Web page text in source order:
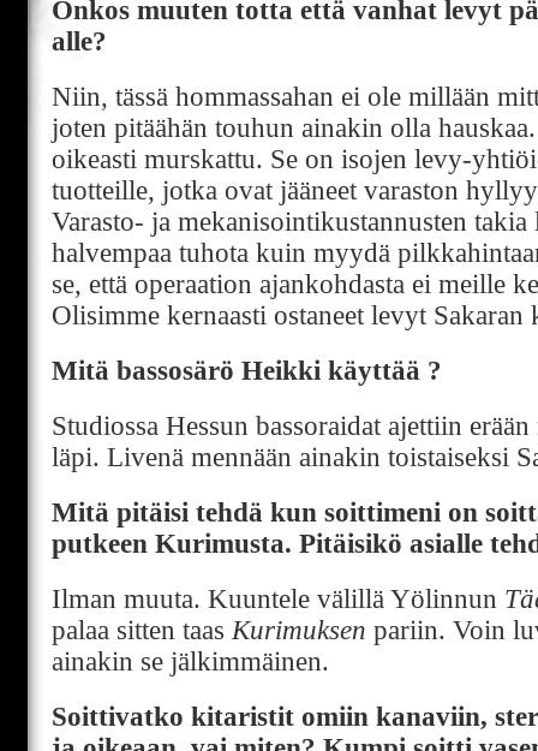
Onkos muuten totta että vanhat levyt
alle?
Niin, tässä hommassahan ei ole millään
joten pitäähän touhun ainakin olla
oikeasti murskattu. Se on isojen levy-
tuotteille, jotka ovat jääneet varaston
Varasto- ja mekanisointikustannusten
halvempaa tuhota kuin myydä
se, että operaation ajankohdasta ei meille
Olisimme kernaasti ostaneet levyt Sakaran
Mitä bassosärö Heikki käyttää ?
Studiossa Hessun bassoraidat ajettiin
läpi. Livenä mennään ainakin toistaiseksi
Mitä pitäisi tehdä kun soittimeni on
putkeen Kurimusta. Pitäisikö asialle
Ilman muuta. Kuuntele välillä Yölinnun
palaa sitten taasKurimuksen pariin. Voin
ainakin se jälkimmäinen.
Soittivatko kitaristit omiin kanaviin,